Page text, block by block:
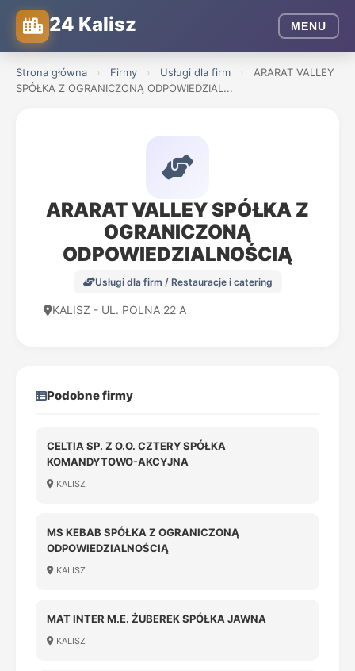
24 Kalisz MENU
Strona główna › Firmy › Usługi dla firm ›
ARARAT VALLEY
SPÓŁKA Z OGRANICZONĄ ODPOWIEDZIAL...
ARARAT VALLEY SPÓŁKA Z
OGRANICZONĄ
ODPOWIEDZIALNOŚCIĄ
Usługi dla firm / Restauracje i catering
KALISZ - UL. POLNA 22 A
Podobne firmy
CELTIA SP. Z O.O. CZTERY SPÓŁKA
KOMANDYTOWO-AKCYJNA
KALISZ
MS KEBAB SPÓŁKA Z OGRANICZONĄ
ODPOWIEDZIALNOŚCIĄ
KALISZ
MAT INTER M.E. ŻUBEREK SPÓŁKA JAWNA
KALISZ